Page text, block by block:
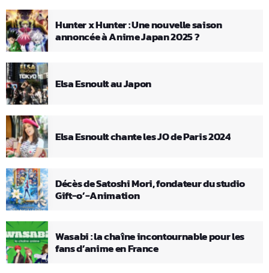
Hunter x Hunter : Une nouvelle saison
annoncée à Anime Japan 2025 ?
Elsa Esnoult au Japon
Elsa Esnoult chante les JO de Paris 2024
Décès de Satoshi Mori, fondateur du studio
Gift-o’-Animation
Wasabi : la chaîne incontournable pour les
fans d’anime en France